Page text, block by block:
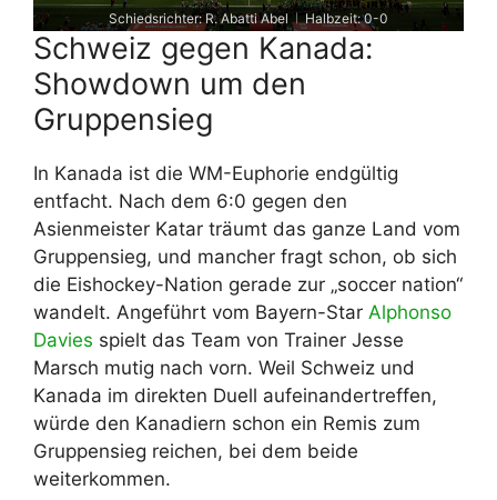
Schiedsrichter: R. Abatti Abel Halbzeit: 0-0
Schweiz gegen Kanada:
Showdown um den
Gruppensieg
In Kanada ist die WM-Euphorie endgültig
entfacht. Nach dem 6:0 gegen den
Asienmeister Katar träumt das ganze Land vom
Gruppensieg, und mancher fragt schon, ob sich
die Eishockey-Nation gerade zur „soccer nation“
wandelt. Angeführt vom Bayern-Star Alphonso
Davies spielt das Team von Trainer Jesse
Marsch mutig nach vorn. Weil Schweiz und
Kanada im direkten Duell aufeinandertreffen,
würde den Kanadiern schon ein Remis zum
Gruppensieg reichen, bei dem beide
weiterkommen.